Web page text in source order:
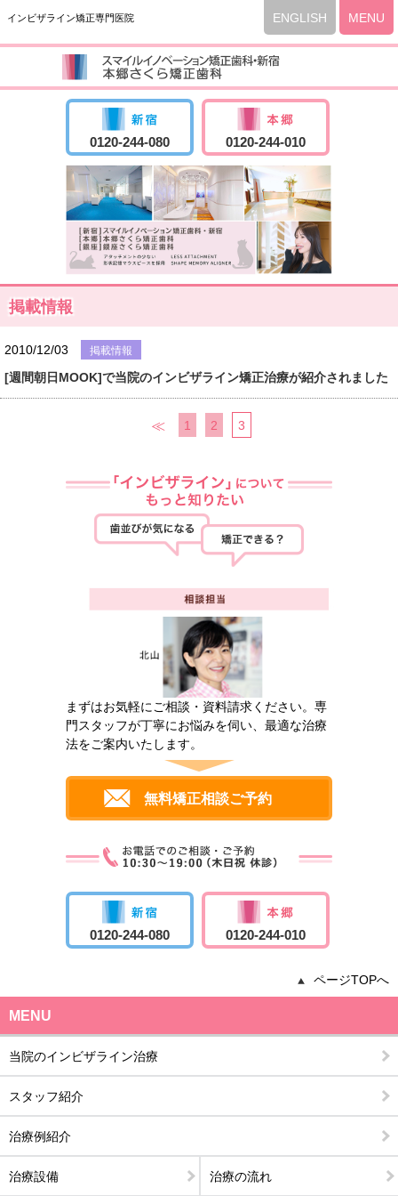
インビザライン矯正専門医院 ENGLISH MENU
0120-244-080 0120-244-010
掲載情報
2010/12/03 掲載情報
[週間朝日MOOK]で当院のインビザライン矯正治療が紹介されました
≪ 1 2 3
まずはお気軽にご相談・資料請求ください。専
門スタッフが丁寧にお悩みを伺い、最適な治療
法をご案内いたします。
無料矯正相談ご予約
0120-244-080 0120-244-010
ページTOPへ
MENU
当院のインビザライン治療
スタッフ紹介
治療例紹介
治療設備 治療の流れ